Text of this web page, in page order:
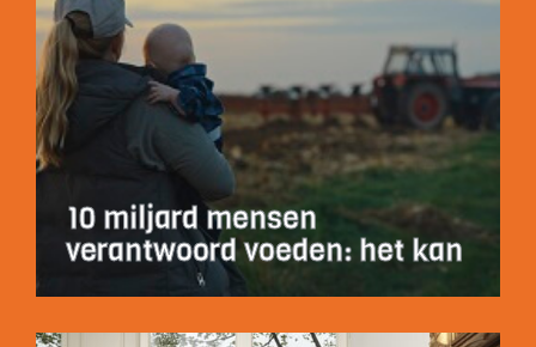
10 miljard mensen
verantwoord voeden: het kan